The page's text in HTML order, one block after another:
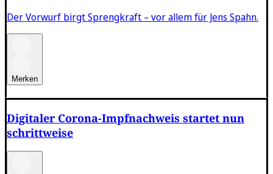
Der Vorwurf birgt Sprengkraft – vor allem für Jens Spahn.
Merken
Digitaler Corona-Impfnachweis startet nun
schrittweise